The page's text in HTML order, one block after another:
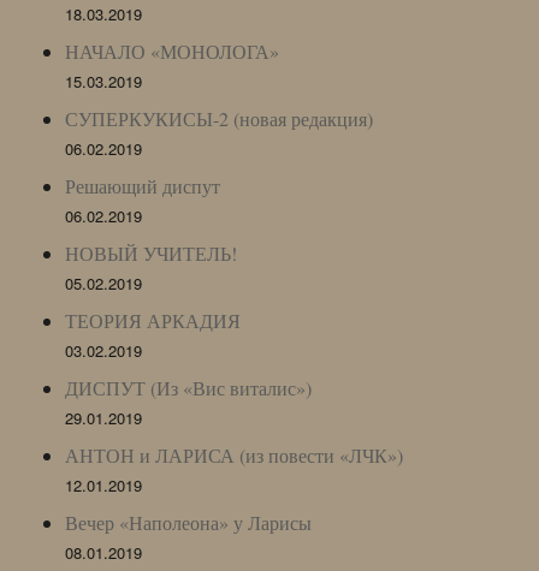
18.03.2019
НАЧАЛО «МОНОЛОГА»
15.03.2019
СУПЕРКУКИСЫ-2 (новая редакция)
06.02.2019
Решающий диспут
06.02.2019
НОВЫЙ УЧИТЕЛЬ!
05.02.2019
ТЕОРИЯ АРКАДИЯ
03.02.2019
ДИСПУТ (Из «Вис виталис»)
29.01.2019
АНТОН и ЛАРИСА (из повести «ЛЧК»)
12.01.2019
Вечер «Наполеона» у Ларисы
08.01.2019